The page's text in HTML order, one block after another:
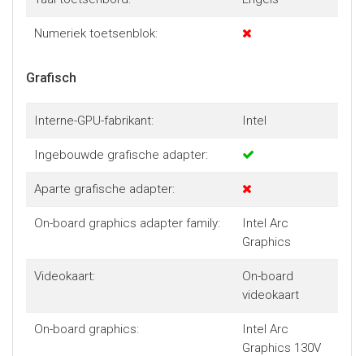
Numeriek toetsenblok:
Grafisch
Interne-GPU-fabrikant: Intel
Ingebouwde grafische adapter:
Aparte grafische adapter:
On-board graphics adapter family:
Intel Arc
Graphics
Videokaart:
On-board
videokaart
On-board graphics:
Intel Arc
Graphics 130V